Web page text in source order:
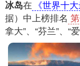
冰岛在 《世界十
据）中上榜排名
拿大”、“芬兰”、“